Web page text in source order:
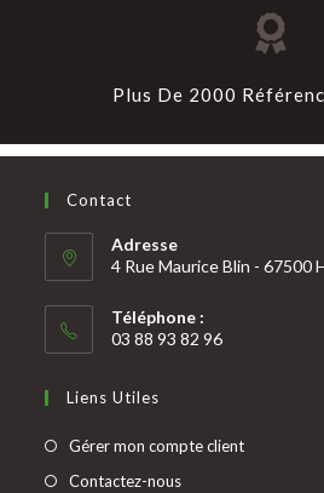
Plus De 2000
Contact
Adresse
4 Rue Maurice Blin - 67500
Téléphone :
03 88 93 82 96
Liens Utiles
Gérer mon compte client
Contactez-nous